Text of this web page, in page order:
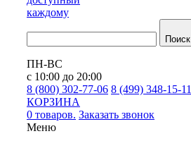
каждому
Поиск
ПН-ВС
с 10:00 до 20:00
8 (800) 302-77-06 8 (499) 348-15-11
КОРЗИНА
0 товаров. Заказать звонок
Меню